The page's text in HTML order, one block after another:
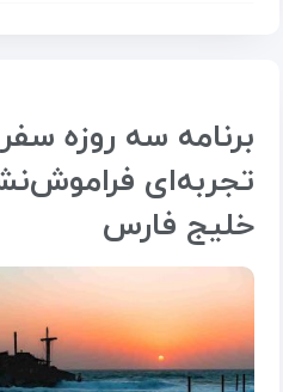
برنامه سه روزه
تجربه‌ای
خلیج فارس